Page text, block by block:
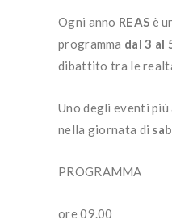
Ogni anno REAS è
programma dal 3 al
dibattito tra le
Uno degli eventi
nella giornata di
PROGRAMMA
ore 09.00